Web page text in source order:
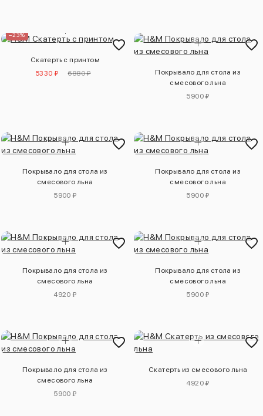
–23%
Скатерть с принтом
5330 ₽
6880 ₽
Покрывало для стола из
смесового льна
5900 ₽
Покрывало для стола из
смесового льна
5900 ₽
Покрывало для стола из
смесового льна
5900 ₽
Покрывало для стола из
смесового льна
4920 ₽
Покрывало для стола из
смесового льна
5900 ₽
Покрывало для стола из
смесового льна
5900 ₽
Скатерть из смесового льна
4920 ₽